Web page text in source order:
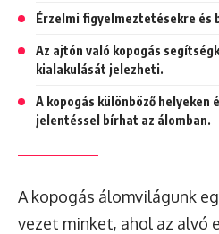
Érzelmi figyelmeztetésekre és
Az ajtón való kopogás
kialakulását jelezheti.
A kopogás különböző helyeken
jelentéssel bírhat az álomban.
A kopogás álomvilágunk
vezet minket, ahol az alvó